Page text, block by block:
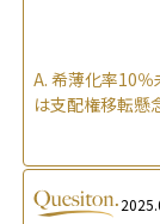
A. 希薄化率10％
は支配権移転懸